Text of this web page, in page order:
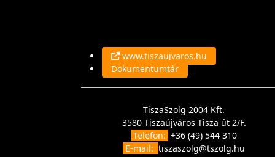
www.tiszaujvaros.hu
Dokumentumtár
TiszaSzolg 2004 Kft.
3580 Tiszaújváros Tisza út 2/F.
Telefon: +36 (49) 544 310
E-mail:tiszaszolg@tszolg.hu